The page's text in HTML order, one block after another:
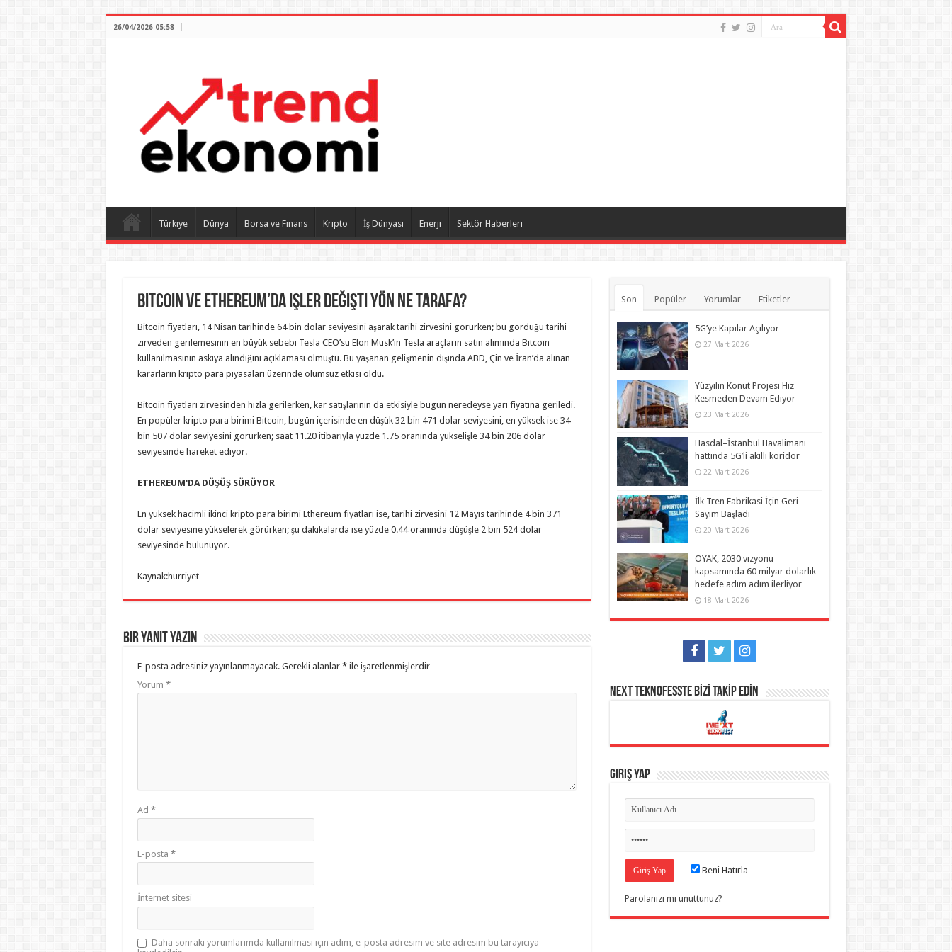
26/04/2026 05:58
Türkiye Dünya Borsa ve Finans Kripto İş Dünyası Enerji Sektör Haberleri
Bitcoin ve Ethereum’da işler değişti Yön ne tarafa?
Bitcoin fiyatları, 14 Nisan tarihinde 64 bin dolar seviyesini aşarak tarihi zirvesini görürken; bu gördüğü tarihi
zirveden gerilemesinin en büyük sebebi Tesla CEO’su Elon Musk’ın Tesla araçların satın alımında Bitcoin
kullanılmasının askıya alındığını açıklaması olmuştu. Bu yaşanan gelişmenin dışında ABD, Çin ve İran’da alınan
kararların kripto para piyasaları üzerinde olumsuz etkisi oldu.
Bitcoin fiyatları zirvesinden hızla gerilerken, kar satışlarının da etkisiyle bugün neredeyse yarı fiyatına geriledi.
En popüler kripto para birimi Bitcoin, bugün içerisinde en düşük 32 bin 471 dolar seviyesini, en yüksek ise 34
bin 507 dolar seviyesini görürken; saat 11.20 itibarıyla yüzde 1.75 oranında yükselişle 34 bin 206 dolar
seviyesinde hareket ediyor.
ETHEREUM'DA DÜŞÜŞ SÜRÜYOR
En yüksek hacimli ikinci kripto para birimi Ethereum fiyatları ise, tarihi zirvesini 12 Mayıs tarihinde 4 bin 371
dolar seviyesine yükselerek görürken; şu dakikalarda ise yüzde 0.44 oranında düşüşle 2 bin 524 dolar
seviyesinde bulunuyor.
Kaynak:hurriyet
Bir yanıt yazın
E-posta adresiniz yayınlanmayacak. Gerekli alanlar *ile işaretlenmişlerdir
Yorum *
Ad *
E-posta *
İnternet sitesi
Daha sonraki yorumlarımda kullanılması için adım, e-posta adresim ve site adresim bu tarayıcıya
Son Popüler Yorumlar Etiketler
5G’ye Kapılar Açılıyor
27 Mart 2026
Yüzyılın Konut Projesi Hız
Kesmeden Devam Ediyor
23 Mart 2026
Hasdal–İstanbul Havalimanı
hattında 5G’li akıllı koridor
22 Mart 2026
İlk Tren Fabrikasi İçin Geri
Sayım Başladı
20 Mart 2026
OYAK, 2030 vizyonu
kapsamında 60 milyar dolarlık
hedefe adım adım ilerliyor
18 Mart 2026
NEXT TEKNOFESSTE BİZİ TAKİP EDİN
Giriş Yap
Beni Hatırla
Parolanızı mı unuttunuz?